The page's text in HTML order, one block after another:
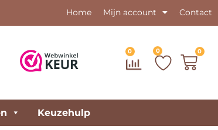
Home Mijn account Contact
0 0 0
Keuzehulp